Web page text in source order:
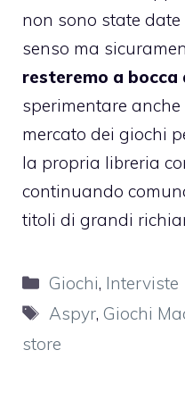
non sono state
senso ma
resteremo a
sperimentare
mercato dei giochi
la propria libreria
continuando
titoli di grandi
Categorie
Giochi, Interviste
Tag
Aspyr, Giochi
store